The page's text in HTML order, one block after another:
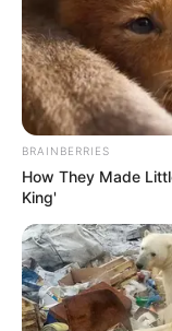
BRAINBERRIES
How They Made
King'